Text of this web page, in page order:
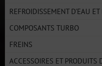
REFROIDISSEMENT D'EAU
COMPOSANTS TURBO
FREINS
ACCESSOIRES ET PRODUITS